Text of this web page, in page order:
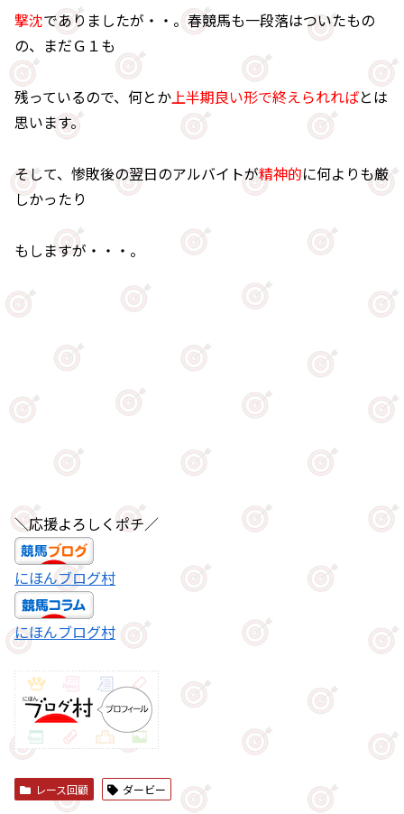
撃沈でありましたが・・。春競馬も一段落はついたもの
の、まだＧ１も
残っているので、何とか上半期良い形で終えられればとは
思います。
そして、惨敗後の翌日のアルバイトが精神的に何よりも厳
しかったり
もしますが・・・。
＼応援よろしくポチ／
にほんブログ村
にほんブログ村
レース回顧 ダービー